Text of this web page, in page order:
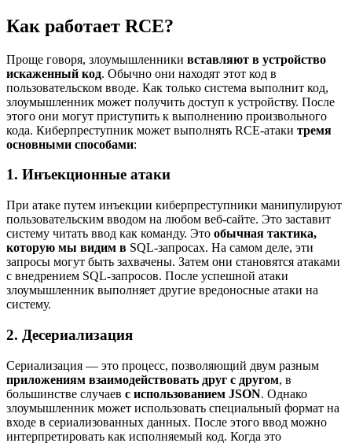
Как работает RCE?
Проще говоря, злоумышленники вставляют в устройство
искаженный код. Обычно они находят этот код в
пользовательском вводе. Как только система выполнит код,
злоумышленник может получить доступ к устройству. После
этого они могут приступить к выполнению произвольного
кода. Киберпреступник может выполнять RCE-атаки тремя
основными способами:
1. Инъекционные атаки
При атаке путем инъекции киберпреступники манипулируют
пользовательским вводом на любом веб-сайте. Это заставит
систему читать ввод как команду. Это обычная тактика,
которую мы видим в SQL-запросах. На самом деле, эти
запросы могут быть захвачены. Затем они становятся атаками
с внедрением SQL-запросов. После успешной атаки
злоумышленник выполняет другие вредоносные атаки на
систему.
2. Десериализация
Сериализация — это процесс, позволяющий двум разным
приложениям взаимодействовать друг с другом, в
большинстве случаев с использованием JSON. Однако
злоумышленник может использовать специальный формат на
входе в сериализованных данных. После этого ввод можно
интерпретировать как исполняемый код. Когда это